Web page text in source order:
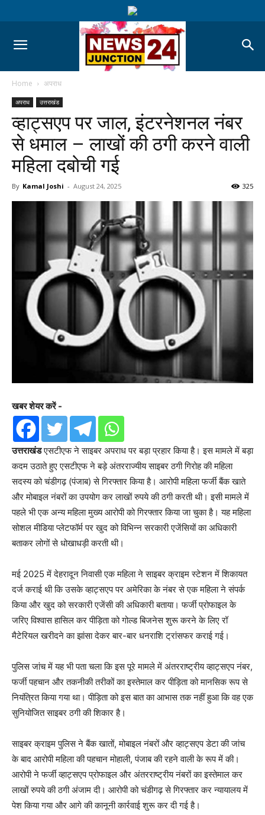
Home अपराध
अपराध उत्तराखंड
व्हाट्सएप पर जाल, इंटरनेशनल नंबर
से धमाल – लाखों की ठगी करने वाली
महिला दबोची गई
By Kamal Joshi - August 24, 2025 325
खबर शेयर करें -
उत्तराखंडएसटीएफ ने साइबर अपराध पर बड़ा प्रहार किया है। इस मामले में बड़ा
कदम उठाते हुए एसटीएफ ने बड़े अंतरराज्यीय साइबर ठगी गिरोह की महिला
सदस्य को चंडीगढ़ (पंजाब) से गिरफ्तार किया है। आरोपी महिला फर्जी बैंक खाते
और मोबाइल नंबरों का उपयोग कर लाखों रुपये की ठगी करती थी। इसी मामले में
पहले भी एक अन्य महिला मुख्य आरोपी को गिरफ्तार किया जा चुका है। यह महिला
सोशल मीडिया प्लेटफॉर्म पर खुद को विभिन्न सरकारी एजेंसियों का अधिकारी
बताकर लोगों से धोखाधड़ी करती थी।
मई 2025 में देहरादून निवासी एक महिला ने साइबर क्राइम स्टेशन में शिकायत
दर्ज कराई थी कि उसके व्हाट्सएप पर अमेरिका के नंबर से एक महिला ने संपर्क
किया और खुद को सरकारी एजेंसी की अधिकारी बताया। फर्जी प्रोफाइल के
जरिए विश्वास हासिल कर पीड़िता को गोल्ड बिजनेस शुरू करने के लिए रॉ
मैटेरियल खरीदने का झांसा देकर बार-बार धनराशि ट्रांसफर कराई गई।
पुलिस जांच में यह भी पता चला कि इस पूरे मामले में अंतरराष्ट्रीय व्हाट्सएप नंबर,
फर्जी पहचान और तकनीकी तरीकों का इस्तेमाल कर पीड़िता को मानसिक रूप से
नियंत्रित किया गया था। पीड़िता को इस बात का आभास तक नहीं हुआ कि वह एक
सुनियोजित साइबर ठगी की शिकार है।
साइबर क्राइम पुलिस ने बैंक खातों, मोबाइल नंबरों और व्हाट्सएप डेटा की जांच
के बाद आरोपी महिला की पहचान मोहाली, पंजाब की रहने वाली के रूप में की।
आरोपी ने फर्जी व्हाट्सएप प्रोफाइल और अंतरराष्ट्रीय नंबरों का इस्तेमाल कर
लाखों रुपये की ठगी अंजाम दी। आरोपी को चंडीगढ़ से गिरफ्तार कर न्यायालय में
पेश किया गया और आगे की कानूनी कार्रवाई शुरू कर दी गई है।